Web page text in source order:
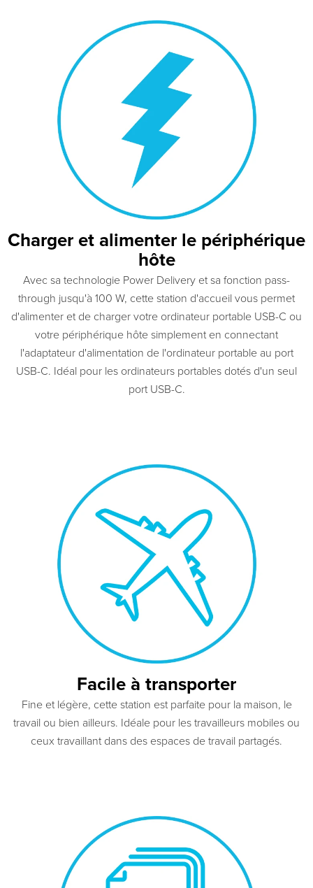
Charger et alimenter le périphérique
hôte
Avec sa technologie Power Delivery et sa fonction pass-
through jusqu'à 100 W, cette station d'accueil vous permet
d'alimenter et de charger votre ordinateur portable USB-C ou
votre périphérique hôte simplement en connectant
l'adaptateur d'alimentation de l'ordinateur portable au port
USB-C. Idéal pour les ordinateurs portables dotés d'un seul
port USB-C.
Facile à transporter
Fine et légère, cette station est parfaite pour la maison, le
travail ou bien ailleurs. Idéale pour les travailleurs mobiles ou
ceux travaillant dans des espaces de travail partagés.